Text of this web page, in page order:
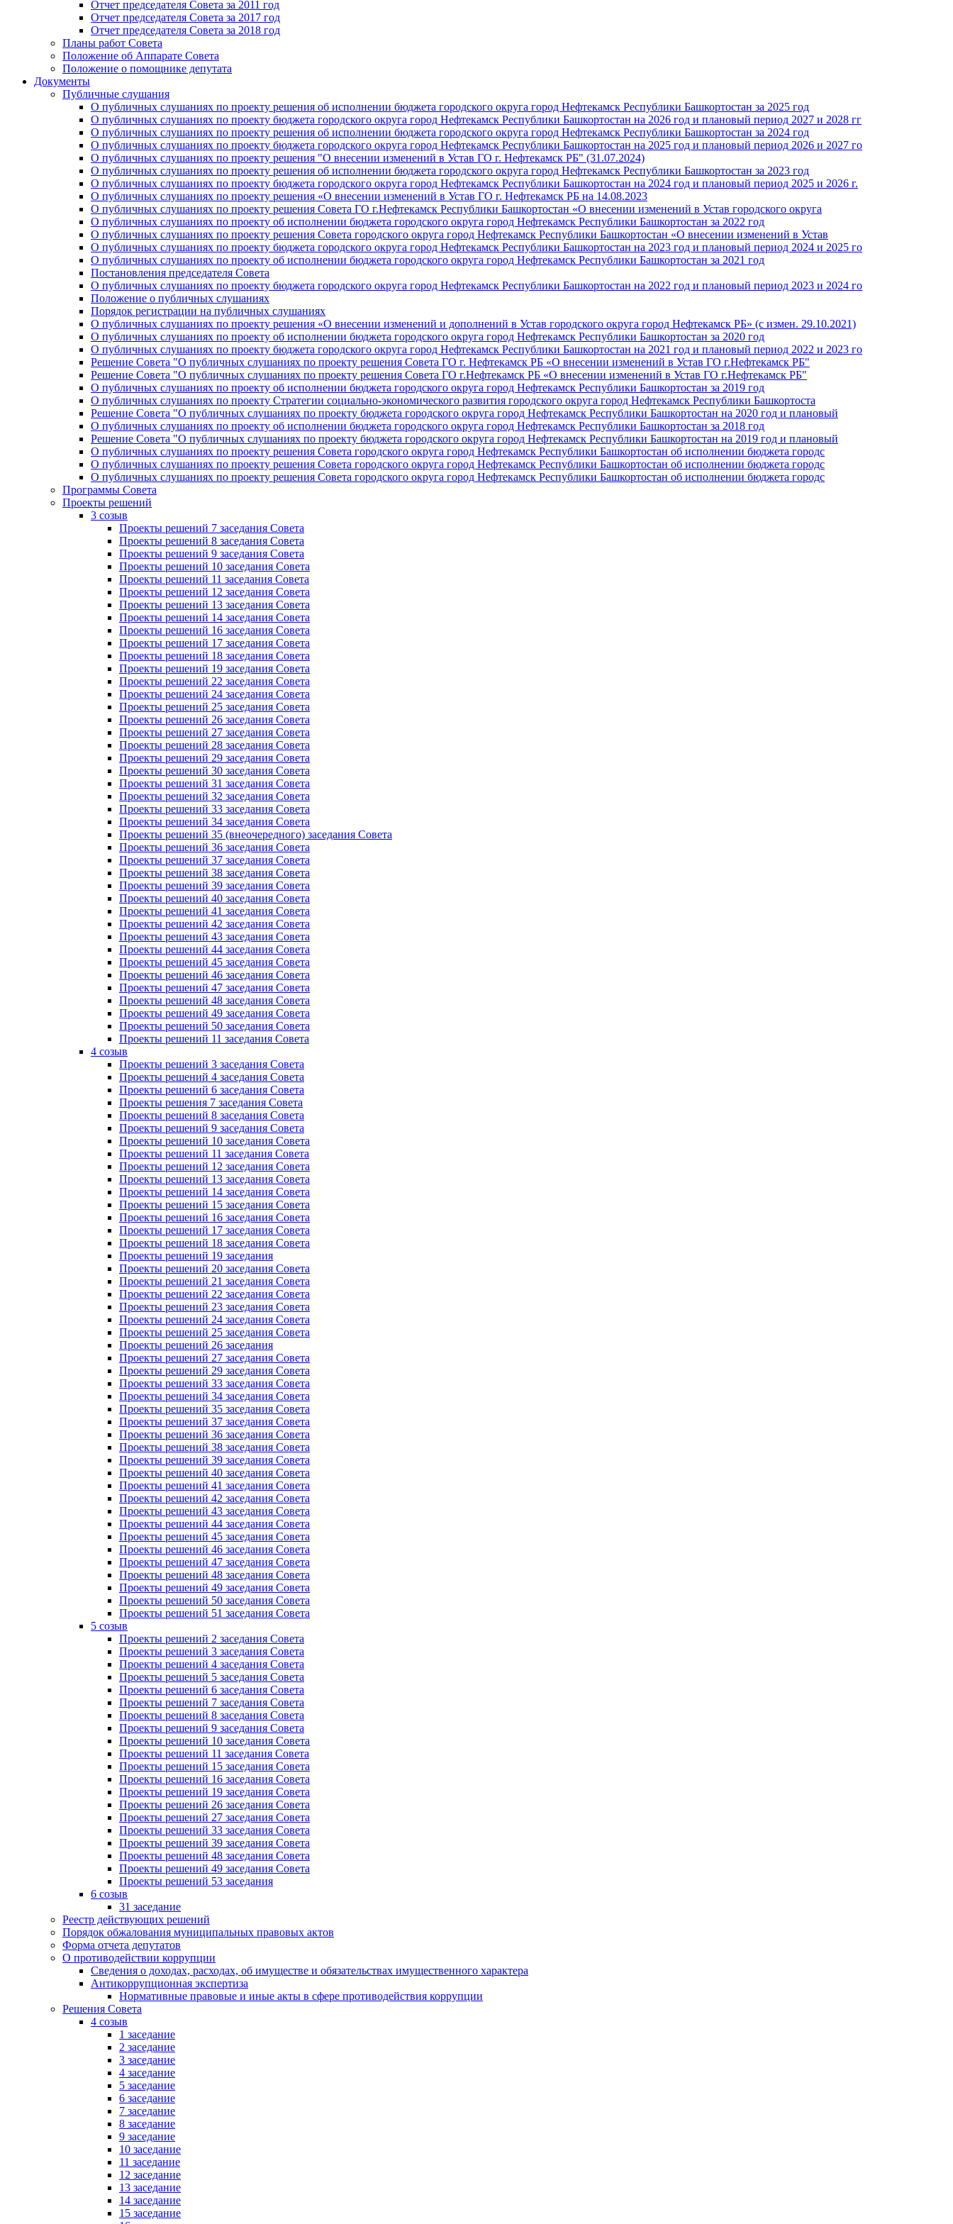
Отчет председателя Совета за 2011 год
Отчет председателя Совета за 2017 год
Отчет председателя Совета за 2018 год
Планы работ Совета
Положение об Аппарате Совета
Положение о помощнике депутата
Документы
Публичные слушания
О публичных слушаниях по проекту решения об исполнении бюджета городского округа город Нефтекамск Республики Башкортостан за 2025 год
О публичных слушаниях по проекту бюджета городского округа город Нефтекамск Республики Башкортостан на 2026 год и плановый период 2027 и 2028 гг
О публичных слушаниях по проекту решения об исполнении бюджета городского округа город Нефтекамск Республики Башкортостан за 2024 год
О публичных слушаниях по проекту бюджета городского округа город Нефтекамск Республики Башкортостан на 2025 год и плановый период 2026 и 2027 го
О публичных слушаниях по проекту решения "О внесении изменений в Устав ГО г. Нефтекамск РБ" (31.07.2024)
О публичных слушаниях по проекту решения об исполнении бюджета городского округа город Нефтекамск Республики Башкортостан за 2023 год
О публичных слушаниях по проекту бюджета городского округа город Нефтекамск Республики Башкортостан на 2024 год и плановый период 2025 и 2026 г.
О публичных слушаниях по проекту решения «О внесении изменений в Устав ГО г. Нефтекамск РБ на 14.08.2023
О публичных слушаниях по проекту решения Совета ГО г.Нефтекамск Республики Башкортостан «О внесении изменений в Устав городского округа
О публичных слушаниях по проекту об исполнении бюджета городского округа город Нефтекамск Республики Башкортостан за 2022 год
О публичных слушаниях по проекту решения Совета городского округа город Нефтекамск Республики Башкортостан «О внесении изменений в Устав
О публичных слушаниях по проекту бюджета городского округа город Нефтекамск Республики Башкортостан на 2023 год и плановый период 2024 и 2025 го
О публичных слушаниях по проекту об исполнении бюджета городского округа город Нефтекамск Республики Башкортостан за 2021 год
Постановления председателя Совета
О публичных слушаниях по проекту бюджета городского округа город Нефтекамск Республики Башкортостан на 2022 год и плановый период 2023 и 2024 го
Положение о публичных слушаниях
Порядок регистрации на публичных слушаниях
О публичных слушаниях по проекту решения «О внесении изменений и дополнений в Устав городского округа город Нефтекамск РБ» (с измен. 29.10.2021)
О публичных слушаниях по проекту об исполнении бюджета городского округа город Нефтекамск Республики Башкортостан за 2020 год
О публичных слушаниях по проекту бюджета городского округа город Нефтекамск Республики Башкортостан на 2021 год и плановый период 2022 и 2023 го
Решение Совета "О публичных слушаниях по проекту решения Совета ГО г. Нефтекамск РБ «О внесении изменений в Устав ГО г.Нефтекамск РБ"
Решение Совета "О публичных слушаниях по проекту решения Совета ГО г.Нефтекамск РБ «О внесении изменений в Устав ГО г.Нефтекамск РБ"
О публичных слушаниях по проекту об исполнении бюджета городского округа город Нефтекамск Республики Башкортостан за 2019 год
О публичных слушаниях по проекту Стратегии социально-экономического развития городского округа город Нефтекамск Республики Башкортоста
Решение Совета "О публичных слушаниях по проекту бюджета городского округа город Нефтекамск Республики Башкортостан на 2020 год и плановый
О публичных слушаниях по проекту об исполнении бюджета городского округа город Нефтекамск Республики Башкортостан за 2018 год
Решение Совета "О публичных слушаниях по проекту бюджета городского округа город Нефтекамск Республики Башкортостан на 2019 год и плановый
О публичных слушаниях по проекту решения Совета городского округа город Нефтекамск Республики Башкортостан об исполнении бюджета городс
О публичных слушаниях по проекту решения Совета городского округа город Нефтекамск Республики Башкортостан об исполнении бюджета городс
О публичных слушаниях по проекту решения Совета городского округа город Нефтекамск Республики Башкортостан об исполнении бюджета городс
Программы Совета
Проекты решений
3 созыв
Проекты решений 7 заседания Совета
Проекты решений 8 заседания Совета
Проекты решений 9 заседания Совета
Проекты решений 10 заседания Совета
Проекты решений 11 заседания Совета
Проекты решений 12 заседания Совета
Проекты решений 13 заседания Совета
Проекты решений 14 заседания Совета
Проекты решений 16 заседания Совета
Проекты решений 17 заседания Совета
Проекты решений 18 заседания Совета
Проекты решений 19 заседания Совета
Проекты решений 22 заседания Совета
Проекты решений 24 заседания Совета
Проекты решений 25 заседания Совета
Проекты решений 26 заседания Совета
Проекты решений 27 заседания Совета
Проекты решений 28 заседания Совета
Проекты решений 29 заседания Совета
Проекты решений 30 заседания Совета
Проекты решений 31 заседания Совета
Проекты решений 32 заседания Совета
Проекты решений 33 заседания Совета
Проекты решений 34 заседания Совета
Проекты решений 35 (внеочередного) заседания Совета
Проекты решений 36 заседания Совета
Проекты решений 37 заседания Совета
Проекты решений 38 заседания Совета
Проекты решений 39 заседания Совета
Проекты решений 40 заседания Совета
Проекты решений 41 заседания Совета
Проекты решений 42 заседания Совета
Проекты решений 43 заседания Совета
Проекты решений 44 заседания Совета
Проекты решений 45 заседания Совета
Проекты решений 46 заседания Совета
Проекты решений 47 заседания Совета
Проекты решений 48 заседания Совета
Проекты решений 49 заседания Совета
Проекты решений 50 заседания Совета
Проекты решений 11 заседания Совета
4 созыв
Проекты решений 3 заседания Совета
Проекты решений 4 заседания Совета
Проекты решений 6 заседания Совета
Проекты решения 7 заседания Совета
Проекты решений 8 заседания Совета
Проекты решений 9 заседания Совета
Проекты решений 10 заседания Совета
Проекты решений 11 заседания Совета
Проекты решений 12 заседания Совета
Проекты решений 13 заседания Совета
Проекты решений 14 заседания Совета
Проекты решений 15 заседания Совета
Проекты решений 16 заседания Совета
Проекты решений 17 заседания Совета
Проекты решений 18 заседания Совета
Проекты решений 19 заседания
Проекты решений 20 заседания Совета
Проекты решений 21 заседания Совета
Проекты решений 22 заседания Совета
Проекты решений 23 заседания Совета
Проекты решений 24 заседания Совета
Проекты решений 25 заседания Совета
Проекты решений 26 заседания
Проекты решений 27 заседания Совета
Проекты решений 29 заседания Совета
Проекты решений 33 заседания Совета
Проекты решений 34 заседания Совета
Проекты решений 35 заседания Совета
Проекты решений 37 заседания Совета
Проекты решений 36 заседания Совета
Проекты решений 38 заседания Совета
Проекты решений 39 заседания Совета
Проекты решений 40 заседания Совета
Проекты решений 41 заседания Совета
Проекты решений 42 заседания Совета
Проекты решений 43 заседания Совета
Проекты решений 44 заседания Совета
Проекты решений 45 заседания Совета
Проекты решений 46 заседания Совета
Проекты решений 47 заседания Совета
Проекты решений 48 заседания Совета
Проекты решений 49 заседания Совета
Проекты решений 50 заседания Совета
Проекты решений 51 заседания Совета
5 созыв
Проекты решений 2 заседания Совета
Проекты решений 3 заседания Совета
Проекты решений 4 заседания Совета
Проекты решений 5 заседания Совета
Проекты решений 6 заседания Совета
Проекты решений 7 заседания Совета
Проекты решений 8 заседания Совета
Проекты решений 9 заседания Совета
Проекты решений 10 заседания Совета
Проекты решений 11 заседания Совета
Проекты решений 15 заседания Совета
Проекты решений 16 заседания Совета
Проекты решений 19 заседания Совета
Проекты решений 26 заседания Совета
Проекты решений 27 заседания Совета
Проекты решений 33 заседания Совета
Проекты решений 39 заседания Совета
Проекты решений 48 заседания Совета
Проекты решений 49 заседания Совета
Проекты решений 53 заседания
6 созыв
31 заседание
Реестр действующих решений
Порядок обжалования муниципальных правовых актов
Форма отчета депутатов
О противодействии коррупции
Сведения о доходах, расходах, об имуществе и обязательствах имущественного характера
Антикоррупционная экспертиза
Нормативные правовые и иные акты в сфере противодействия коррупции
Решения Совета
4 созыв
1 заседание
2 заседание
3 заседание
4 заседание
5 заседание
6 заседание
7 заседание
8 заседание
9 заседание
10 заседание
11 заседание
12 заседание
13 заседание
14 заседание
15 заседание